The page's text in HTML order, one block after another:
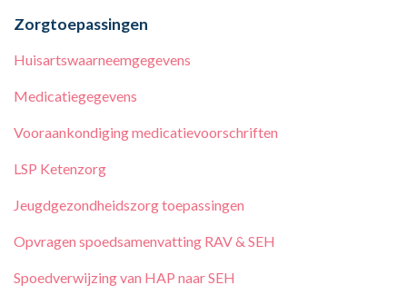
Zorgtoepassingen
Huisartswaarneemgegevens
Medicatiegegevens
Vooraankondiging medicatievoorschriften
LSP Ketenzorg
Jeugdgezondheidszorg toepassingen
Opvragen spoedsamenvatting RAV & SEH
Spoedverwijzing van HAP naar SEH